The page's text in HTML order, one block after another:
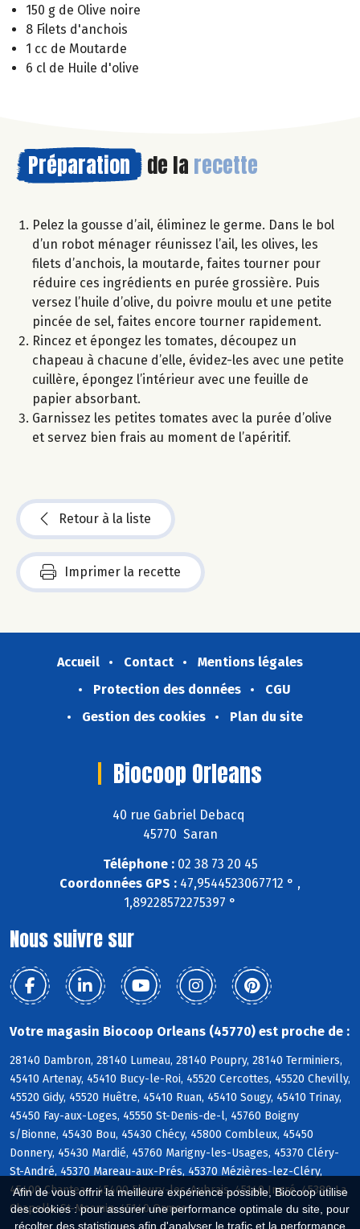
Afin de vous offrir la meilleure expérience possible, Biocoop utilise
des cookies : pour assurer une performance optimale du site, pour
récolter des statistiques afin d'analyser le trafic et la performance
150 g de Olive noire
8 Filets d'anchois
1 cc de Moutarde
6 cl de Huile d'olive
Préparation de la recette
Pelez la gousse d’ail, éliminez le germe. Dans le bol
d’un robot ménager réunissez l’ail, les olives, les
filets d’anchois, la moutarde, faites tourner pour
réduire ces ingrédients en purée grossière. Puis
versez l’huile d’olive, du poivre moulu et une petite
pincée de sel, faites encore tourner rapidement.
Rincez et épongez les tomates, découpez un
chapeau à chacune d’elle, évidez-les avec une petite
cuillère, épongez l’intérieur avec une feuille de
papier absorbant.
Garnissez les petites tomates avec la purée d’olive
et servez bien frais au moment de l’apéritif.
Retour à la liste
Imprimer la recette
Accueil Contact
Mentions légales
Protection des données
CGU
Gestion des cookies
Plan du site
Biocoop Orleans
40 rue Gabriel Debacq
45770 Saran
Téléphone :02 38 73 20 45
Coordonnées GPS : 47,9544523067712 ° ,
1,89228572275397 °
Nous suivre sur
Votre magasin Biocoop Orleans (45770) est proche de :
28140 Dambron, 28140 Lumeau, 28140 Poupry, 28140 Terminiers,
45410 Artenay, 45410 Bucy-le-Roi, 45520 Cercottes, 45520 Chevilly,
45520 Gidy, 45520 Huêtre, 45410 Ruan, 45410 Sougy, 45410 Trinay,
45450 Fay-aux-Loges, 45550 St-Denis-de-l, 45760 Boigny
s/Bionne, 45430 Bou, 45430 Chécy, 45800 Combleux, 45450
Donnery, 45430 Mardié, 45760 Marigny-les-Usages, 45370 Cléry-
St-André, 45370 Mareau-aux-Prés, 45370 Mézières-lez-Cléry,
45400 Chanteau, 45400 Fleury-les-Aubrais, 45140 Ingré, 45380 La
Chapelle-St-Mesmin, 45140 Ormes